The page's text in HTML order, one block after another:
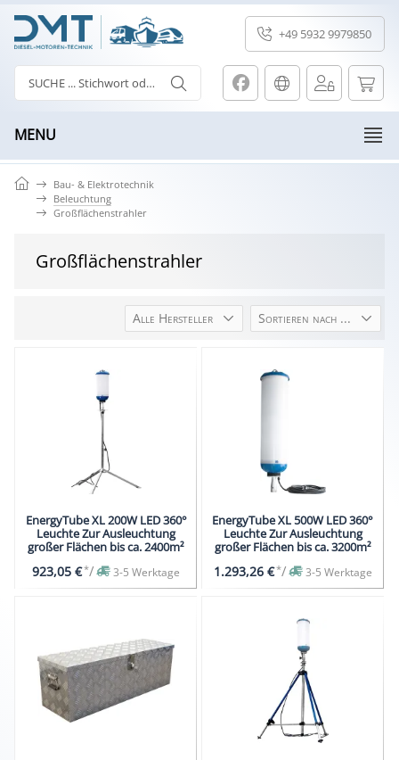
+49 5932 9979850
MENU
Bau- & Elektrotechnik
Beleuchtung
Großflächenstrahler
Großflächenstrahler
Alle Hersteller Sortieren nach ...
EnergyTube XL 200W LED 360°
Leuchte Zur Ausleuchtung
großer Flächen bis ca. 2400m²
923,05 €*/ 3-5 Werktage
EnergyTube XL 500W LED 360°
Leuchte Zur Ausleuchtung
großer Flächen bis ca. 3200m²
1.293,26 €*/ 3-5 Werktage